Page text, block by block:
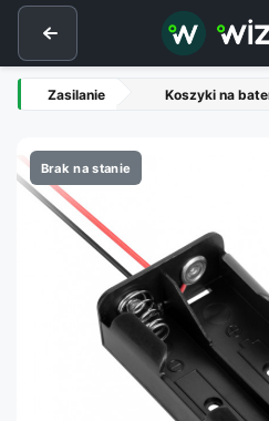
Zasilanie Koszyki na
Brak na stanie